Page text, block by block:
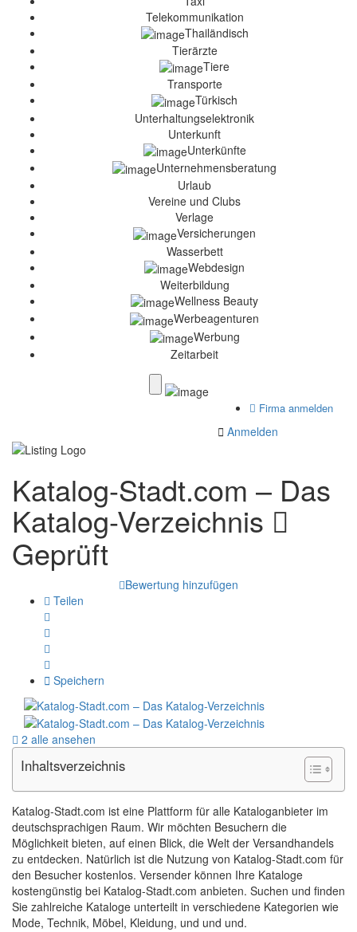
Telekommunikation
Thailändisch
Tierärzte
Tiere
Transporte
Türkisch
Unterhaltungselektronik
Unterkunft
Unterkünfte
Unternehmensberatung
Urlaub
Vereine und Clubs
Verlage
Versicherungen
Wasserbett
Webdesign
Weiterbildung
Wellness Beauty
Werbeagenturen
Werbung
Zeitarbeit
Firma anmelden
Anmelden
Katalog-Stadt.com – Das
Katalog-Verzeichnis
Geprüft
Bewertung hinzufügen
Teilen
Speichern
2 alle ansehen
Inhaltsverzeichnis
Katalog-Stadt.com ist eine Plattform für alle Kataloganbieter im
deutschsprachigen Raum. Wir möchten Besuchern die
Möglichkeit bieten, auf einen Blick, die Welt der Versandhandels
zu entdecken. Natürlich ist die Nutzung von Katalog-Stadt.com für
den Besucher kostenlos. Versender können Ihre Kataloge
kostengünstig bei Katalog-Stadt.com anbieten. Suchen und finden
Sie zahlreiche Kataloge unterteilt in verschiedene Kategorien wie
Mode, Technik, Möbel, Kleidung, und und und.